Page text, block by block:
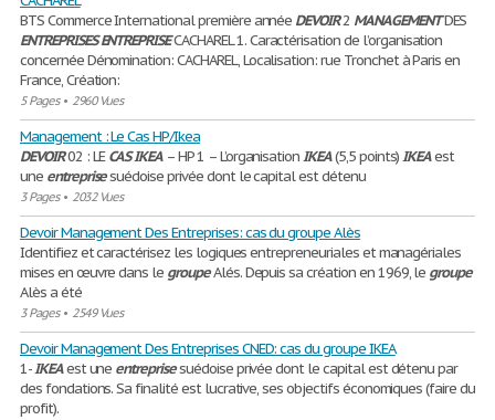
BTS Commerce International première année DEVOIR2 MANAGEMENTDES
ENTREPRISESENTREPRISECACHAREL 1. Caractérisation de l’organisation
concernée Dénomination: CACHAREL, Localisation: rue Tronchet à Paris en
France, Création:
5 Pages• 2960 Vues
Management : Le Cas HP/Ikea
DEVOIR02 : LECASIKEA– HP 1 – L’organisationIKEA(5,5 points)IKEAest
une entreprisesuédoise privée dont le capital est détenu
3 Pages• 2032 Vues
Devoir Management Des Entreprises: cas du groupe Alès
Identifiez et caractérisez les logiques entrepreneuriales et managériales
mises en œuvre dans le groupeAlés. Depuis sa création en 1969, le groupe
Alès a été
3 Pages• 2549 Vues
Devoir Management Des Entreprises CNED: cas du groupe IKEA
1-IKEAest une entreprisesuédoise privée dont le capital est détenu par
des fondations. Sa finalité est lucrative, ses objectifs économiques (faire du
profit).